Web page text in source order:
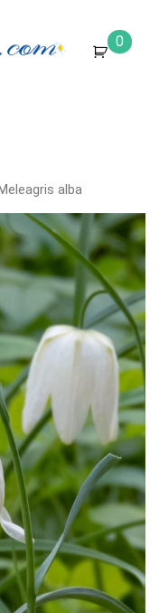
0
alba